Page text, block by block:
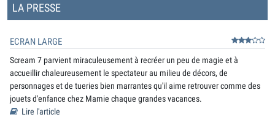
LA PRESSE
ECRAN LARGE
Scream 7 parvient miraculeusement à recréer un peu de magie et à
accueillir chaleureusement le spectateur au milieu de décors, de
personnages et de tueries bien marrantes qu'il aime retrouver comme des
jouets d'enfance chez Mamie chaque grandes vacances.
Lire l'article